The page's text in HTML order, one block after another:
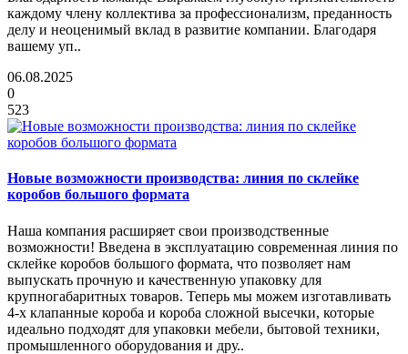
каждому члену коллектива за профессионализм, преданность
делу и неоценимый вклад в развитие компании. Благодаря
вашему уп..
06.08.2025
0
523
Новые возможности производства: линия по склейке
коробов большого формата
Наша компания расширяет свои производственные
возможности! Введена в эксплуатацию современная линия по
склейке коробов большого формата, что позволяет нам
выпускать прочную и качественную упаковку для
крупногабаритных товаров. Теперь мы можем изготавливать
4-х клапанные короба и короба сложной высечки, которые
идеально подходят для упаковки мебели, бытовой техники,
промышленного оборудования и дру..